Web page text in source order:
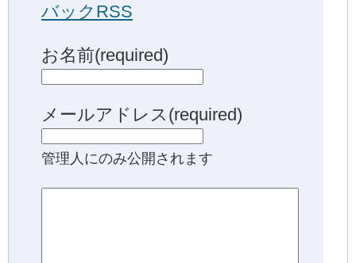
バックRSS
お名前(required)
メールアドレス(required)
管理人にのみ公開されます